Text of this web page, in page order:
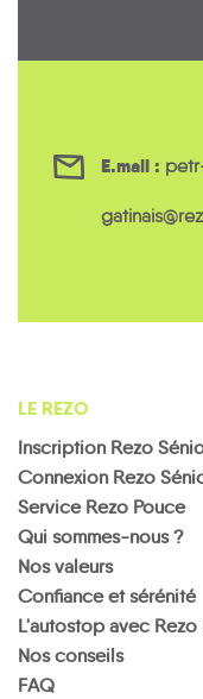
E.mail :
LE REZO
Inscription Rezo
Connexion Rezo
Service Rezo Pouce
Qui sommes-nous ?
Nos valeurs
Confiance et sérénité
L'autostop avec Rezo
Nos conseils
FAQ